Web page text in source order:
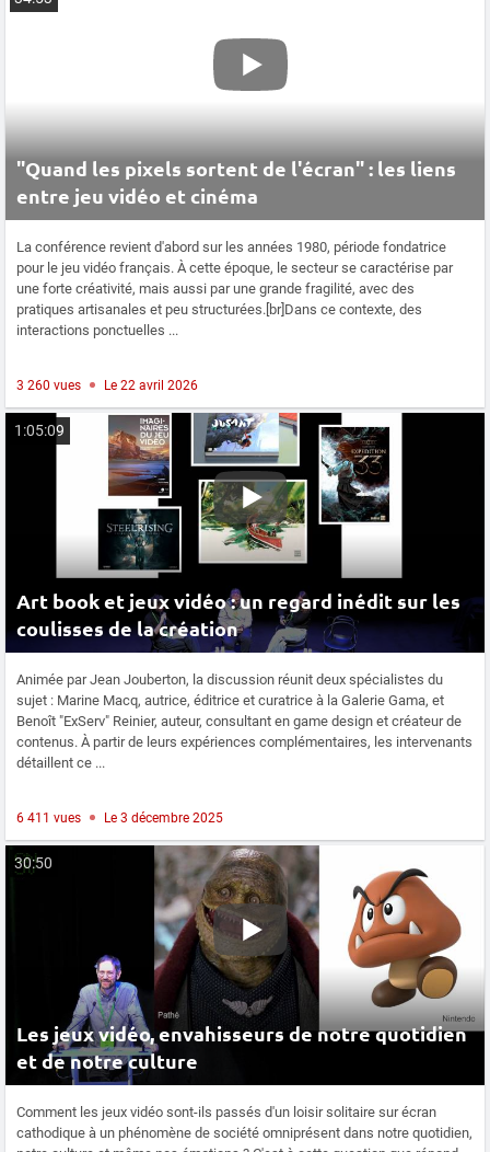
"Quand les pixels sortent de l'écran" : les liens
entre jeu vidéo et cinéma
La conférence revient d'abord sur les années 1980, période fondatrice
pour le jeu vidéo français. À cette époque, le secteur se caractérise par
une forte créativité, mais aussi par une grande fragilité, avec des
pratiques artisanales et peu structurées.[br]Dans ce contexte, des
interactions ponctuelles ...
3 260 vues Le 22 avril 2026
Art book et jeux vidéo : un regard inédit sur les
coulisses de la création
1:05:09
Animée par Jean Jouberton, la discussion réunit deux spécialistes du
sujet : Marine Macq, autrice, éditrice et curatrice à la Galerie Gama, et
Benoît "ExServ" Reinier, auteur, consultant en game design et créateur de
contenus. À partir de leurs expériences complémentaires, les intervenants
détaillent ce ...
6 411 vues Le 3 décembre 2025
Les jeux vidéo, envahisseurs de notre quotidien
et de notre culture
30:50
Comment les jeux vidéo sont-ils passés d'un loisir solitaire sur écran
cathodique à un phénomène de société omniprésent dans notre quotidien,